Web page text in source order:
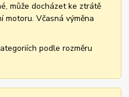
může docházet ke ztrátě
motoru. Včasná výměna
podle rozměru